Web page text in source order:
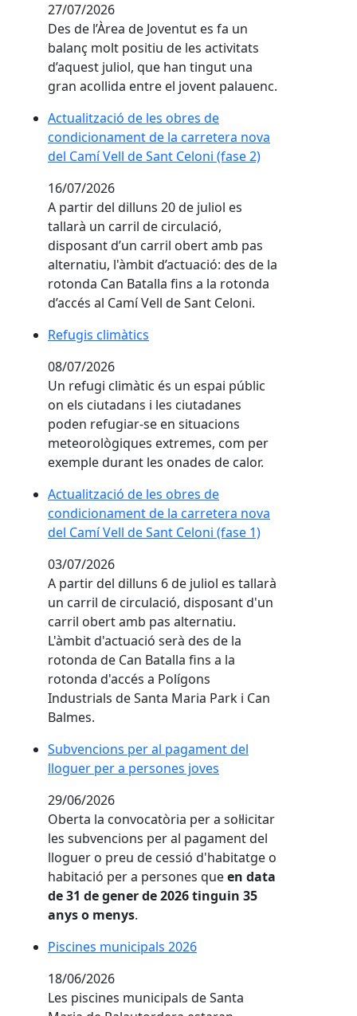
27/07/2026
Des de l’Àrea de Joventut es fa un
balanç molt positiu de les activitats
d’aquest juliol, que han tingut una
gran acollida entre el jovent palauenc.
Actualització de les obres de condicionament de
Actualització de les obres de
condicionament de la carretera nova
del Camí Vell de Sant Celoni (fase 2)
16/07/2026
A partir del dilluns 20 de juliol es
tallarà un carril de circulació,
disposant d’un carril obert amb pas
alternatiu, l'àmbit d’actuació: des de la
rotonda Can Batalla fins a la rotonda
d’accés al Camí Vell de Sant Celoni.
Refugis climàtics
Refugis climàtics
08/07/2026
Un refugi climàtic és un espai públic
on els ciutadans i les ciutadanes
poden refugiar-se en situacions
meteorològiques extremes, com per
exemple durant les onades de calor.
Actualització de les obres de condicionament de
Actualització de les obres de
condicionament de la carretera nova
del Camí Vell de Sant Celoni (fase 1)
03/07/2026
A partir del dilluns 6 de juliol es tallarà
un carril de circulació, disposant d'un
carril obert amb pas alternatiu.
L'àmbit d'actuació serà des de la
rotonda de Can Batalla fins a la
rotonda d'accés a Polígons
Industrials de Santa Maria Park i Can
Balmes.
Subvencions per al pagament del lloguer per a
Subvencions per al pagament del
lloguer per a persones joves
29/06/2026
Oberta la convocatòria per a sol·licitar
les subvencions per al pagament del
lloguer o preu de cessió d'habitatge o
habitació per a persones queen data
de 31 de gener de 2026 tinguin 35
anys o menys.
Piscines municipals 2026
Piscines municipals 2026
18/06/2026
Les piscines municipals de Santa